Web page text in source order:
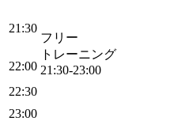
21:30
フリー
トレーニング
21:30-23:00
22:00
22:30
23:00